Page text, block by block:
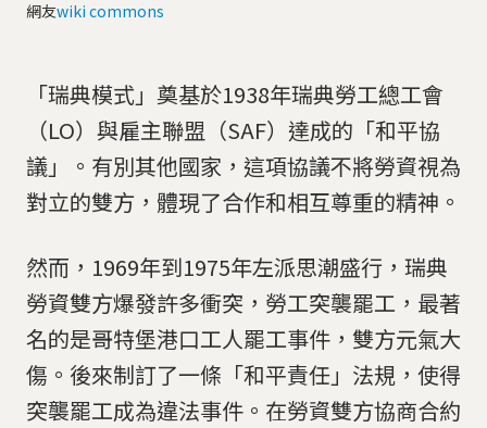
網友wiki commons
「瑞典模式」奠基於1938年瑞典勞工總工會
（LO）與雇主聯盟（SAF）達成的「和平協
議」。有別其他國家，這項協議不將勞資視為
對立的雙方，體現了合作和相互尊重的精神。
然而，1969年到1975年左派思潮盛行，瑞典
勞資雙方爆發許多衝突，勞工突襲罷工，最著
名的是哥特堡港口工人罷工事件，雙方元氣大
傷。後來制訂了一條「和平責任」法規，使得
突襲罷工成為違法事件。在勞資雙方協商合約